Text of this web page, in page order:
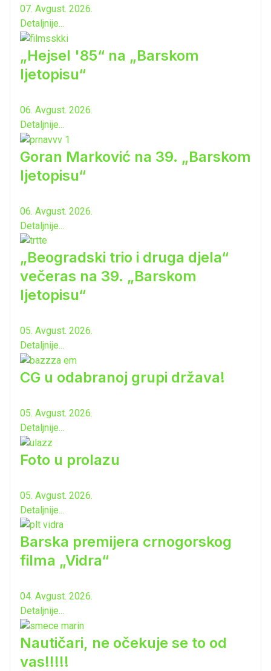
07. Avgust. 2026.
Detaljnije...
„Hejsel '85“ na „Barskom
ljetopisu“
06. Avgust. 2026.
Detaljnije...
Goran Marković na 39. „Barskom
ljetopisu“
06. Avgust. 2026.
Detaljnije...
„Beogradski trio i druga djela“
večeras na 39. „Barskom
ljetopisu“
05. Avgust. 2026.
Detaljnije...
CG u odabranoj grupi država!
05. Avgust. 2026.
Detaljnije...
Foto u prolazu
05. Avgust. 2026.
Detaljnije...
Barska premijera crnogorskog
filma „Vidra“
04. Avgust. 2026.
Detaljnije...
Nautičari, ne očekuje se to od
vas!!!!!